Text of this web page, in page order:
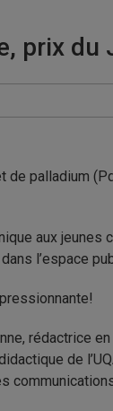
prix du
palladium
aux
l’espace
rédactrice
de